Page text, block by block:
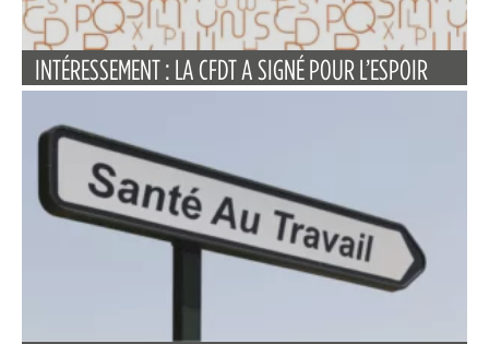
INTÉRESSEMENT : LA CFDT A SIGNÉ POUR L’ESPOIR